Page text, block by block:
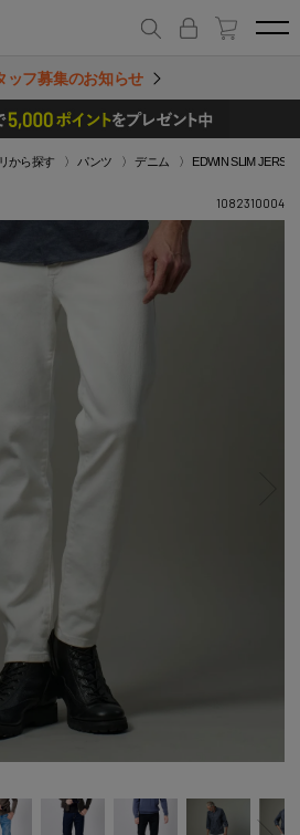
ッフ募集のお知らせ
から探す パンツ デニム EDWIN SLIM
1082310004